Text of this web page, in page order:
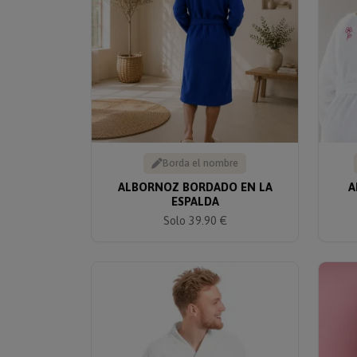
Borda el nombre
ALBORNOZ BORDADO EN LA
ESPALDA
Solo 39.90 €